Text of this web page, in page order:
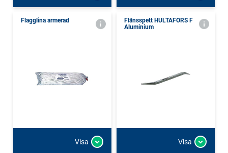
Flagglina armerad
Visa
Flänsspett HULTAFORS F
Aluminium
Visa